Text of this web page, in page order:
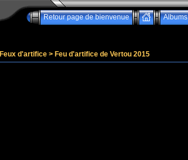
Retour page de bienvenue Albums
Feux d'artifice > Feu d'artifice de Vertou 2015